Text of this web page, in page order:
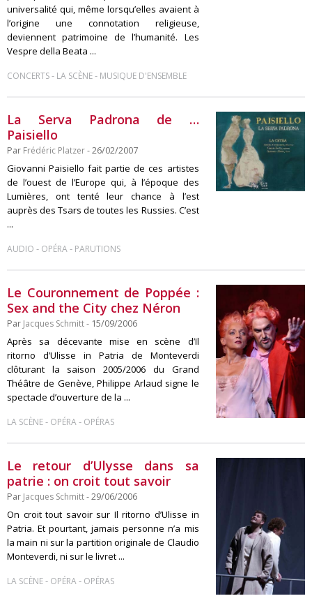
universalité qui, même lorsqu’elles avaient à
l’origine une connotation religieuse,
deviennent patrimoine de l’humanité. Les
Vespre della Beata ...
CONCERTS- LA SCÈNE- MUSIQUE D'ENSEMBLE
La Serva Padrona de …
Paisiello
Par Frédéric Platzer- 26/02/2007
Giovanni Paisiello fait partie de ces artistes
de l’ouest de l’Europe qui, à l’époque des
Lumières, ont tenté leur chance à l’est
auprès des Tsars de toutes les Russies. C’est
...
AUDIO - OPÉRA- PARUTIONS
Le Couronnement de Poppée :
Sex and the City chez Néron
Par Jacques Schmitt- 15/09/2006
Après sa décevante mise en scène d’Il
ritorno d’Ulisse in Patria de Monteverdi
clôturant la saison 2005/2006 du Grand
Théâtre de Genève, Philippe Arlaud signe le
spectacle d’ouverture de la ...
LA SCÈNE- OPÉRA- OPÉRAS
Le retour d’Ulysse dans sa
patrie : on croit tout savoir
Par Jacques Schmitt- 29/06/2006
On croit tout savoir sur Il ritorno d’Ulisse in
Patria. Et pourtant, jamais personne n’a mis
la main ni sur la partition originale de Claudio
Monteverdi, ni sur le livret ...
LA SCÈNE- OPÉRA- OPÉRAS